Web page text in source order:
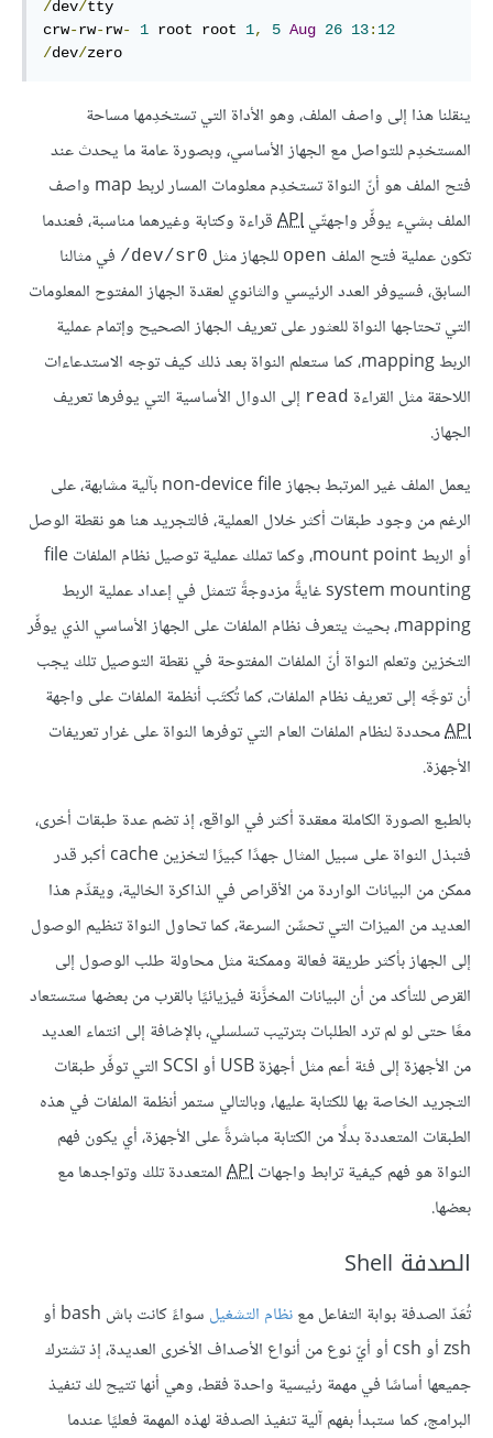
/dev/tty
crw-rw-rw- 1 root root 1, 5 Aug 26 13: 12
/dev/zero
ينقلنا هذا إلى واصف الملف، وهو الأداة التي تستخدِمها مساحة
المستخدِم للتواصل مع الجهاز الأساسي، وبصورة عامة ما يحدث عند
فتح الملف هو أنّ النواة تستخدِم معلومات المسار لربط map واصف
الملف بشيء يوفِّر واجهتّيAPIقراءة وكتابة وغيرهما مناسبة، فعندما
تكون عملية فتح الملف open للجهاز مثل ‎ /dev/sr0 ‎ في مثالنا
السابق، فسيوفر العدد الرئيسي والثانوي لعقدة الجهاز المفتوح المعلومات
التي تحتاجها النواة للعثور على تعريف الجهاز الصحيح وإتمام عملية
الربط mapping، كما ستعلم النواة بعد ذلك كيف توجه الاستدعاءات
اللاحقة مثل القراءة read إلى الدوال الأساسية التي يوفرها تعريف
الجهاز.
يعمل الملف غير المرتبط بجهاز non-device file بآلية مشابهة، على
الرغم من وجود طبقات أكثر خلال العملية، فالتجريد هنا هو نقطة الوصل
أو الربط mount point، وكما تملك عملية توصيل نظام الملفات file
system mounting غايةً مزدوجةً تتمثل في إعداد عملية الربط
mapping، بحيث يتعرف نظام الملفات على الجهاز الأساسي الذي يوفِّر
التخزين وتعلم النواة أنّ الملفات المفتوحة في نقطة التوصيل تلك يجب
أن توجَّه إلى تعريف نظام الملفات، كما تُكتَب أنظمة الملفات على واجهة
APIمحددة لنظام الملفات العام التي توفرها النواة على غرار تعريفات
الأجهزة.
بالطبع الصورة الكاملة معقدة أكثر في الواقع، إذ تضم عدة طبقات أخرى،
فتبذل النواة على سبيل المثال جهدًا كبيرًا لتخزين cache أكبر قدر
ممكن من البيانات الواردة من الأقراص في الذاكرة الخالية، ويقدِّم هذا
العديد من الميزات التي تحسِّن السرعة، كما تحاول النواة تنظيم الوصول
إلى الجهاز بأكثر طريقة فعالة وممكنة مثل محاولة طلب الوصول إلى
القرص للتأكد من أن البيانات المخزَّنة فيزيائيًا بالقرب من بعضها ستستعاد
معًا حتى لو لم ترد الطلبات بترتيب تسلسلي، بالإضافة إلى انتماء العديد
من الأجهزة إلى فئة أعم مثل أجهزة USB أو SCSI التي توفِّر طبقات
التجريد الخاصة بها للكتابة عليها، وبالتالي ستمر أنظمة الملفات في هذه
الطبقات المتعددة بدلًا من الكتابة مباشرةً على الأجهزة، أي يكون فهم
النواة هو فهم كيفية ترابط واجهاتAPIالمتعددة تلك وتواجدها مع
بعضها.
الصدفة Shell
تُعَدّ الصدفة بوابة التفاعل معنظام التشغيل
سواءً كانت باش bash أو
zsh أو csh أو أيّ نوع من أنواع الأصداف الأخرى العديدة، إذ تشترك
جميعها أساسًا في مهمة رئيسية واحدة فقط، وهي أنها تتيح لك تنفيذ
البرامج، كما ستبدأ بفهم آلية تنفيذ الصدفة لهذه المهمة فعليًا عندما